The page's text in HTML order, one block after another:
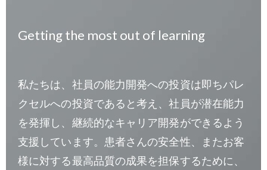
Getting the most out of learning
私たちは、社員の能力開発への投資は即ちパレ
クセルへの投資であると考え、社員が潜在能力
を発揮し、継続的なキャリア開発ができるよう
支援しています。患者さんの安全性、またお客
様に対する最高品質の成果を担保するために、